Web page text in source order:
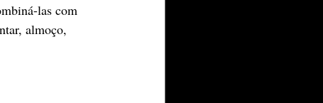
las com
almoço,